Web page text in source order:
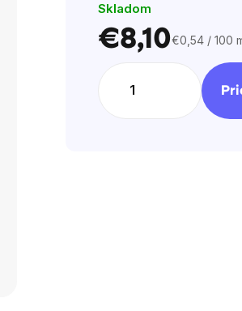
hviezdičiek.
Skladom
€8,10 Jednotková
€0,54 / 100